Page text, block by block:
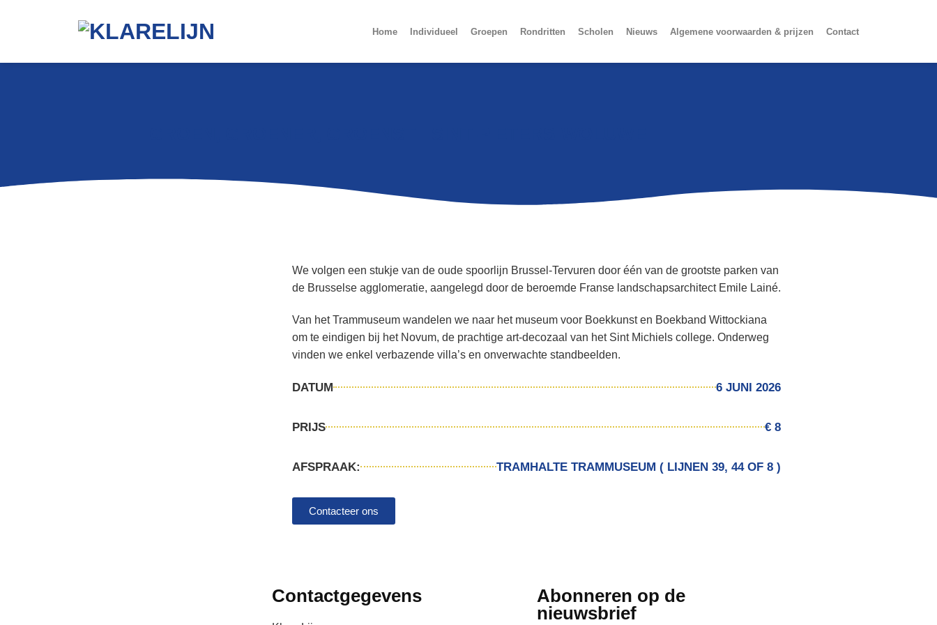
Home Individueel Groepen Rondritten Scholen Nieuws Algemene voorwaarden & prijzen Contact
We volgen een stukje van de oude spoorlijn Brussel-Tervuren door één van de grootste parken van
de Brusselse agglomeratie, aangelegd door de beroemde Franse landschapsarchitect Emile Lainé.
Van het Trammuseum wandelen we naar het museum voor Boekkunst en Boekband Wittockiana
om te eindigen bij het Novum, de prachtige art-decozaal van het Sint Michiels college. Onderweg
vinden we enkel verbazende villa’s en onverwachte standbeelden.
DATUM 6 JUNI 2026
PRIJS € 8
AFSPRAAK: TRAMHALTE TRAMMUSEUM ( LIJNEN 39, 44 OF 8 )
Contacteer ons
Contactgegevens
Abonneren op de
nieuwsbrief